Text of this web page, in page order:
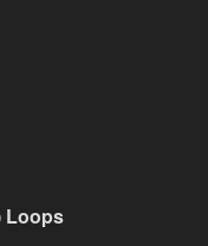
Loops